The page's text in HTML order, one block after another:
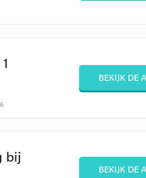
BEKIJK DE
bij
BEKIJK DE